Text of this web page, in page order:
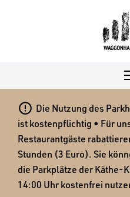
 Die Nutzung des
ist kostenpflichtig • Für
Restaurantgäste
Stunden (3 Euro). Sie
die Parkplätze der Käthe-
14:00 Uhr kostenfrei